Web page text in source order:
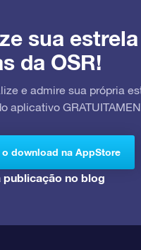
sua
da OSR!
e admire sua própria
aplicativo
o download na AppStore
publicação no blog